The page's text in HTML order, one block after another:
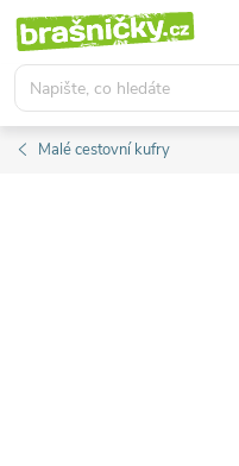
Přejít
obsah
Malé cestovní kufry